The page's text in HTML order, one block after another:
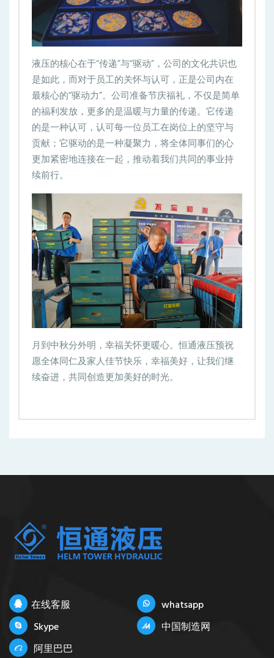
液压的核心在于“传递”与“驱动”，公司的文化共识也
是如此，而对于员工的关怀与认可，正是公司内在
最核心的“驱动力”。公司准备节庆福礼，不仅是简单
的福利发放，更多的是温暖与力量的传递。它传递
的是一种认可，认可每一位员工在岗位上的坚守与
贡献；它驱动的是一种凝聚力，将全体同事们的心
更加紧密地连接在一起，推动着我们共同的事业持
续前行。
月到中秋分外明，幸福关怀更暖心。恒通液压预祝
愿全体同仁及家人佳节快乐，幸福美好，让我们继
续奋进，共同创造更加美好的时光。
在线客服
whatsapp
Skype
中国制造网
阿里巴巴